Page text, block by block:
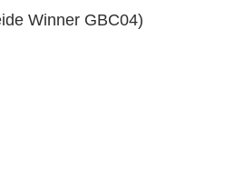
Winner GBC04)